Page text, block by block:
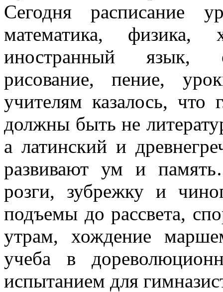
Сегодня расписание
математика, физика,
иностранный язык,
рисование, пение,
учителям казалось,
должны быть не
а латинский и
развивают ум и
розги, зубрежку и
подъемы до рассвета,
утрам, хождение
учеба в
испытанием для